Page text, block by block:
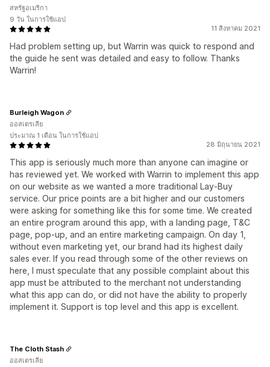
11 สิงหาคม 2021
Had problem setting up, but Warrin was quick to respond and
the guide he sent was detailed and easy to follow. Thanks
Warrin!
สหรัฐอเมริกา
9 วัน ในการใช้แอป
28 มิถุนายน 2021
This app is seriously much more than anyone can imagine or
has reviewed yet. We worked with Warrin to implement this app
on our website as we wanted a more traditional Lay-Buy
service. Our price points are a bit higher and our customers
were asking for something like this for some time. We created
an entire program around this app, with a landing page, T&C
page, pop-up, and an entire marketing campaign. On day 1,
without even marketing yet, our brand had its highest daily
sales ever. If you read through some of the other reviews on
here, I must speculate that any possible complaint about this
app must be attributed to the merchant not understanding
what this app can do, or did not have the ability to properly
implement it. Support is top level and this app is excellent.
Burleigh Wagon
ออสเตรเลีย
ประมาณ 1 เดือน ในการใช้แอป
The Cloth Stash
ออสเตรเลีย